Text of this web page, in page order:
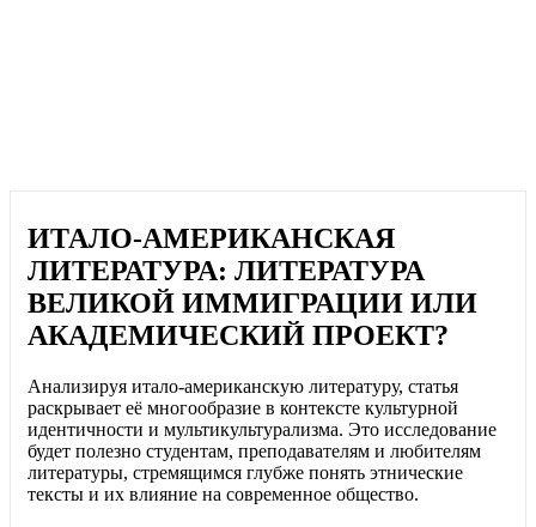
ИТАЛО-АМЕРИКАНСКАЯ
ЛИТЕРАТУРА: ЛИТЕРАТУРА
ВЕЛИКОЙ ИММИГРАЦИИ ИЛИ
АКАДЕМИЧЕСКИЙ ПРОЕКТ?
Анализируя итало-американскую литературу, статья
раскрывает её многообразие в контексте культурной
идентичности и мультикультурализма. Это исследование
будет полезно студентам, преподавателям и любителям
литературы, стремящимся глубже понять этнические
тексты и их влияние на современное общество.